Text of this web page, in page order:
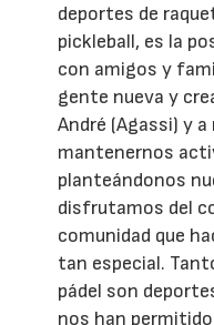
deportes de
pickleball, es la
con amigos y
gente nueva y
André (Agassi) y
mantenernos
planteándonos
disfrutamos del
comunidad que
tan especial.
pádel son
nos han